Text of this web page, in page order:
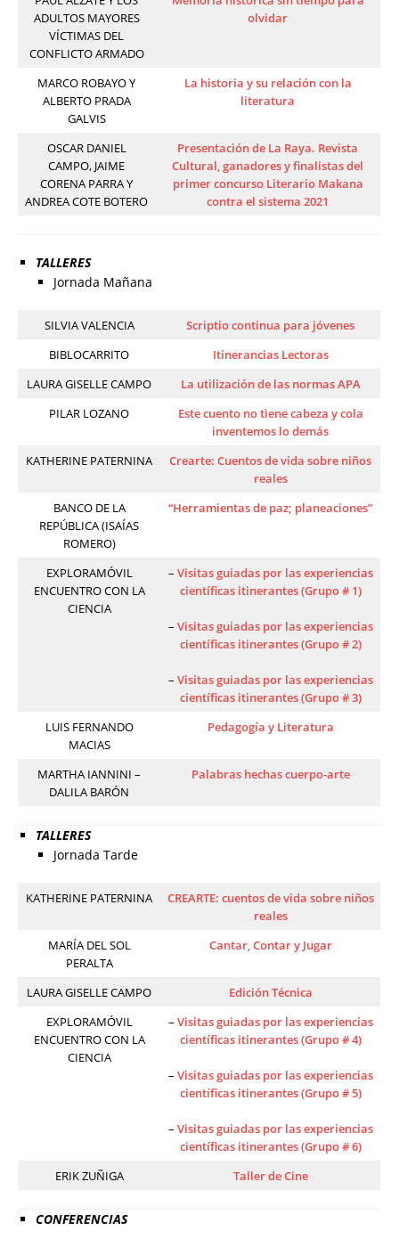
ADULTOS MAYORES
VÍCTIMAS DEL
CONFLICTO ARMADO
olvidar
MARCO ROBAYO Y
ALBERTO PRADA
GALVIS
La historia y su relación con la
literatura
OSCAR DANIEL
CAMPO, JAIME
CORENA PARRA Y
ANDREA COTE BOTERO
Presentación de La Raya. Revista
Cultural, ganadores y finalistas del
primer concurso Literario Makana
contra el sistema 2021
TALLERES
Jornada Mañana
SILVIA VALENCIA
Scriptio continua para jóvenes
BIBLOCARRITO
Itinerancias Lectoras
LAURA GISELLE CAMPO
La utilización de las normas APA
PILAR LOZANO
Este cuento no tiene cabeza y cola
inventemos lo demás
KATHERINE PATERNINA
Crearte: Cuentos de vida sobre niños
reales
BANCO DE LA
REPÚBLICA (ISAÍAS
ROMERO)
“Herramientas de paz; planeaciones”
EXPLORAMÓVIL
ENCUENTRO CON LA
CIENCIA
– Visitas guiadas por las experiencias
científicas itinerantes (Grupo # 1)
– Visitas guiadas por las experiencias
científicas itinerantes (Grupo # 2)
– Visitas guiadas por las experiencias
científicas itinerantes (Grupo # 3)
LUIS FERNANDO
MACIAS
Pedagogía y Literatura
MARTHA IANNINI –
DALILA BARÓN
Palabras hechas cuerpo-arte
TALLERES
Jornada Tarde
KATHERINE PATERNINA
CREARTE: cuentos de vida sobre niños
reales
MARÍA DEL SOL
PERALTA
Cantar, Contar y Jugar
LAURA GISELLE CAMPO
Edición Técnica
EXPLORAMÓVIL
ENCUENTRO CON LA
CIENCIA
– Visitas guiadas por las experiencias
científicas itinerantes (Grupo # 4)
– Visitas guiadas por las experiencias
científicas itinerantes (Grupo # 5)
– Visitas guiadas por las experiencias
científicas itinerantes (Grupo # 6)
ERIK ZUÑIGA
Taller de Cine
CONFERENCIAS